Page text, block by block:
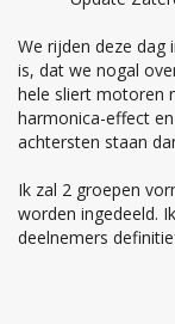
We rijden deze dag
is, dat we nogal
hele sliert motoren
harmonica-effect
achtersten staan
Ik zal 2 groepen
worden ingedeeld.
deelnemers